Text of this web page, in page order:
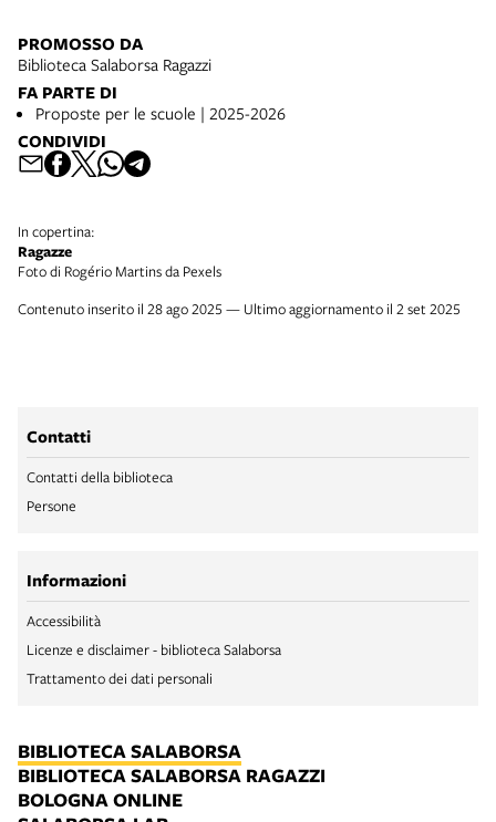
PROMOSSO DA
Biblioteca Salaborsa Ragazzi
FA PARTE DI
Proposte per le scuole | 2025-2026
CONDIVIDI
In copertina:
Ragazze
Foto di Rogério Martins da Pexels
Contenuto inserito il 28 ago 2025 — Ultimo aggiornamento il 2 set 2025
Contatti
Contatti della biblioteca
Persone
Informazioni
Accessibilità
Licenze e disclaimer - biblioteca Salaborsa
Trattamento dei dati personali
BIBLIOTECA SALABORSA
BIBLIOTECA SALABORSA RAGAZZI
BOLOGNA ONLINE